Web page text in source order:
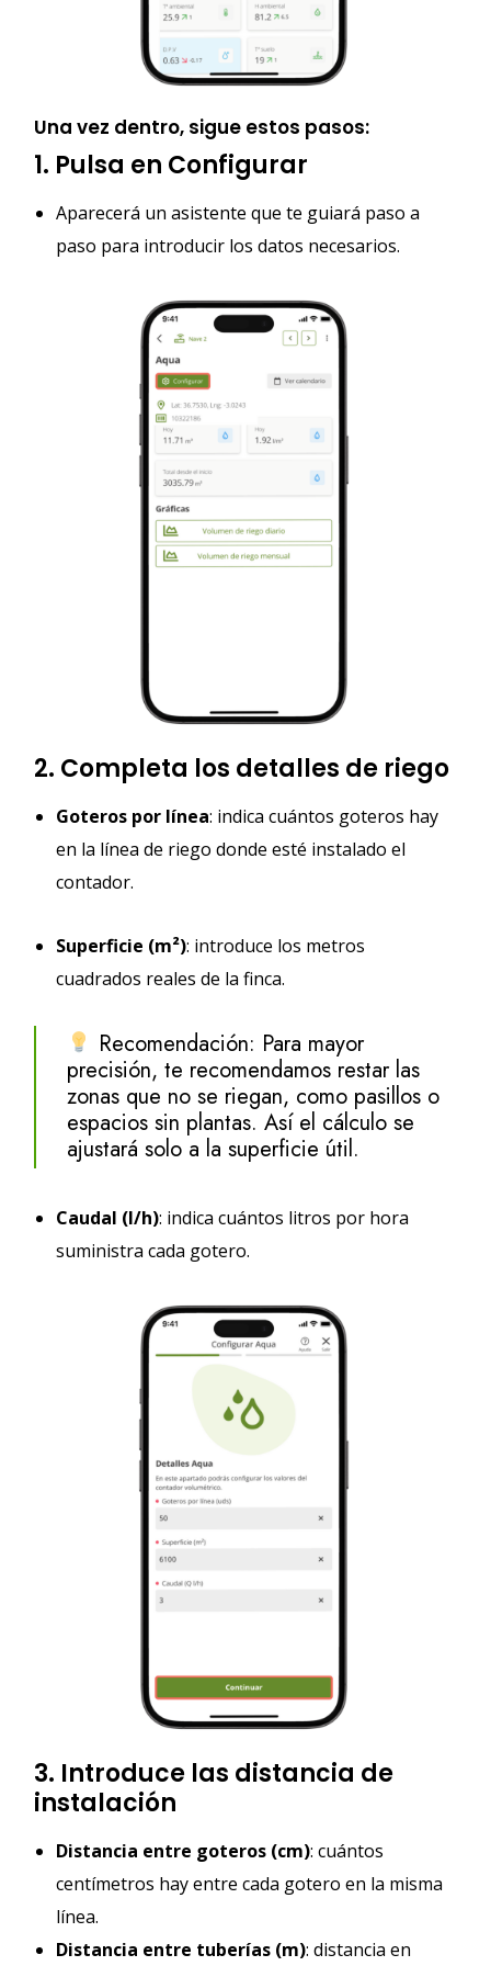
Una vez dentro, sigue estos pasos:
1. Pulsa en Configurar
Aparecerá un asistente que te guiará paso a
paso para introducir los datos necesarios.
2. Completa los detalles de riego
Goteros por línea: indica cuántos goteros hay
en la línea de riego donde esté instalado el
contador.
Superficie (m²): introduce los metros
cuadrados reales de la finca.
Recomendación: Para mayor
precisión, te recomendamos restar las
zonas que no se riegan, como pasillos o
espacios sin plantas. Así el cálculo se
ajustará solo a la superficie útil.
Caudal (l/h): indica cuántos litros por hora
suministra cada gotero.
3. Introduce las distancia de
instalación
Distancia entre goteros (cm): cuántos
centímetros hay entre cada gotero en la misma
línea.
Distancia entre tuberías (m): distancia en